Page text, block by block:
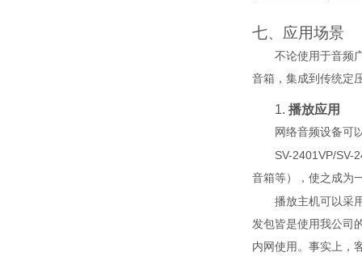
七、 应用场景
不论使用于音频
音箱，集成到传统定
1. 播放应用
网络音频设备可
SV-2401VP/SV-
音箱等），使之成为
播放主机可以采
发包皆是使用我公司
内网使用。事实上，